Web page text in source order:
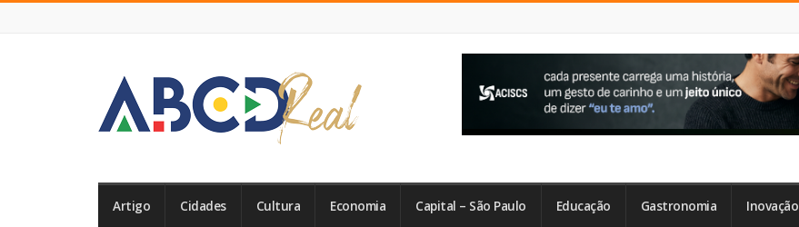
Real
Artigo Cidades Cultura Economia Capital – São Paulo Educação Gastronomia Inovação